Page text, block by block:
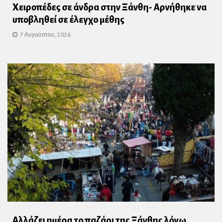
Χειροπέδες σε άνδρα στην Ξάνθη- Αρνήθηκε να
υποβληθεί σε έλεγχο μέθης
7 Αυγούστου, 2026